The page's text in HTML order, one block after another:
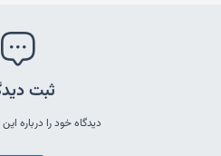
ثبت
دیدگاه خود را درباره